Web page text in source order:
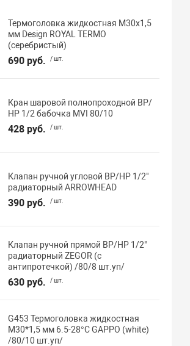
Термоголовка жидкостная М30х1,5
мм Design ROYAL TERMO
(серебристый)
690 руб. / шт.
Кран шаровой полнопроходной ВР/
НР 1/2 бабочка MVI 80/10
428 руб. / шт.
Клапан ручной угловой ВР/НР 1/2"
радиаторный ARROWHEAD
390 руб. / шт.
Клапан ручной прямой ВР/НР 1/2"
радиаторный ZEGOR (с
антипротечкой) /80/8 шт.уп/
630 руб. / шт.
G453 Термоголовка жидкостная
М30*1,5 мм 6.5-28°C GAPPO (white)
/80/10 шт.уп/